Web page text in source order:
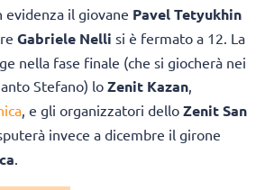
evidenza il giovane Pavel Tetyukhin
Gabriele Nelli si è fermato a 12. La
nella fase finale (che si giocherà nei
Stefano) lo Zenit Kazan
, e gli organizzatori dello Zenit San
invece a dicembre il girone